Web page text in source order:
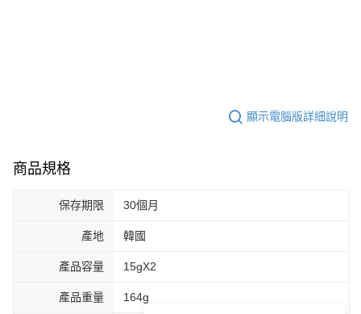
顯示電腦版詳細說明
商品規格
保存期限 30個月
產地 韓國
產品容量 15gX2
產品重量 164g